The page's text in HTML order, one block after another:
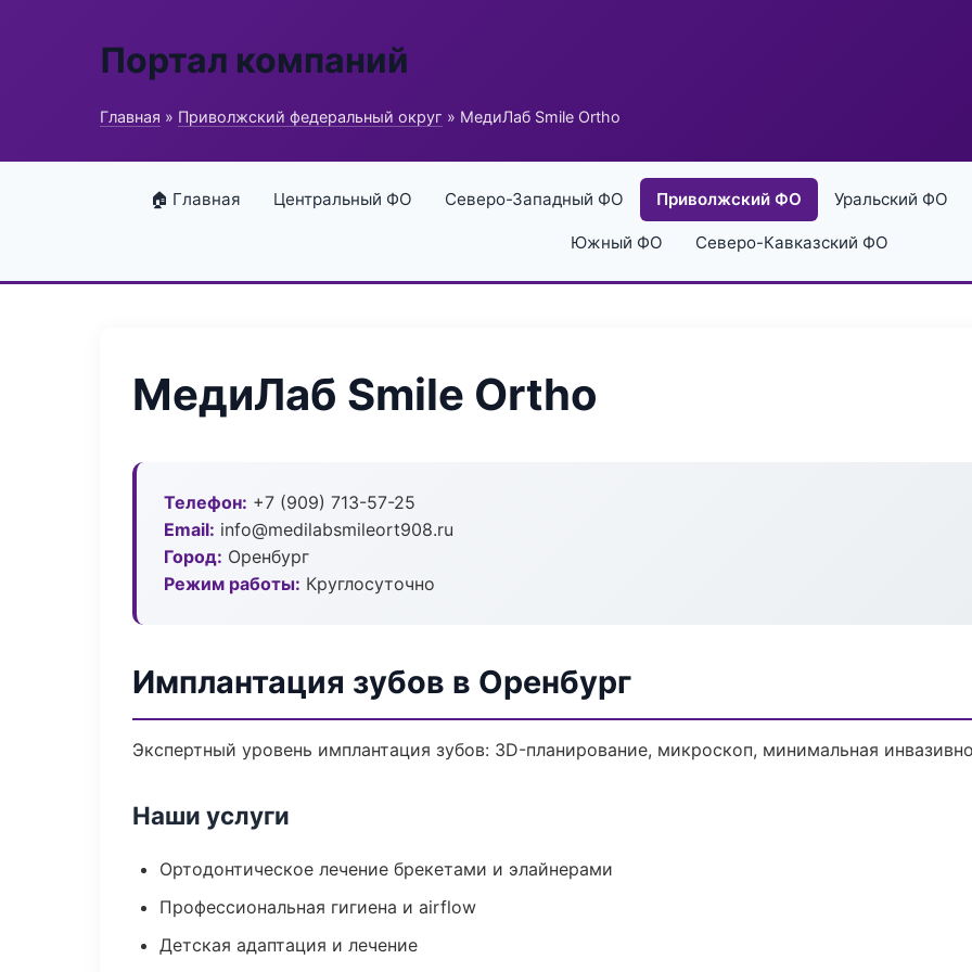
Портал компаний
Главная » Приволжский федеральный округ » МедиЛаб Smile Ortho
🏠 Главная Центральный ФО Северо-Западный ФО Приволжский ФО Уральский ФО
Южный ФО Северо-Кавказский ФО
МедиЛаб Smile Ortho
Телефон: +7 (909) 713-57-25
Email: info@medilabsmileort908.ru
Город: Оренбург
Режим работы: Круглосуточно
Имплантация зубов в Оренбург
Экспертный уровень имплантация зубов: 3D-планирование, микроскоп, минимальная
Наши услуги
Ортодонтическое лечение брекетами и элайнерами
Профессиональная гигиена и airflow
Детская адаптация и лечение